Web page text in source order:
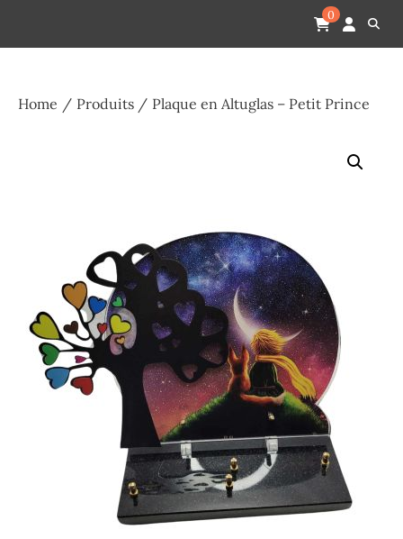
content
Espace Funéraire Michel Gardechaux
0
Home Produits Plaque en Altuglas – Petit Prince